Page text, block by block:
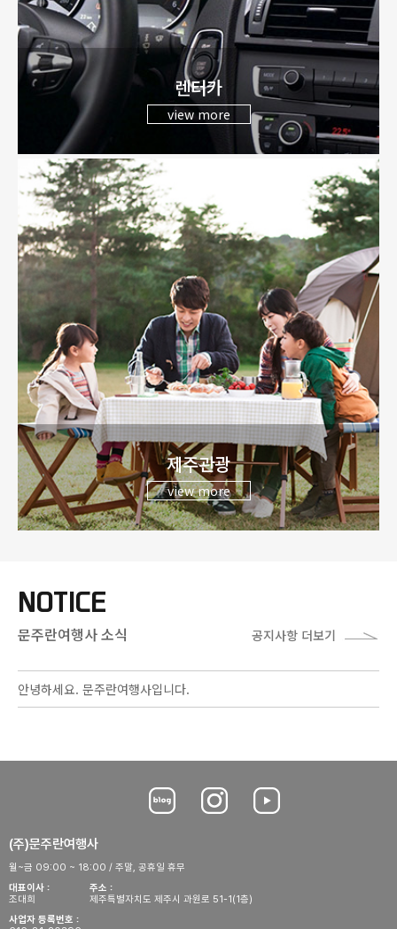
렌터카
view more
제주관광
view more
NOTICE
문주란여행사 소식 공지사항 더보기
안녕하세요. 문주란여행사입니다.
(주)문주란여행사
월~금 09:00 ~ 18:00 / 주말, 공휴일 휴무
대표이사
조대희
주소
제주특별자치도 제주시 과원로 51-1(1층)
사업자 등록번호